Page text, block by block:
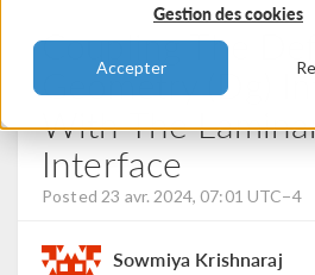
Gestion des cookies
Accepter
Coupling The
Geometry (dg)
With The
Interface
Posted 23 avr. 2024, 07:01 UTC−4
Sowmiya Krishnaraj